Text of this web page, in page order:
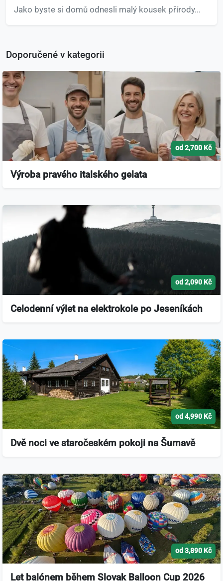
Jako byste si domů odnesli malý kousek přírody...
Doporučené v kategorii
od 2,700 Kč
Výroba pravého italského gelata
od 2,090 Kč
Celodenní výlet na elektrokole po Jeseníkách
od 4,990 Kč
Dvě noci ve staročeském pokoji na Šumavě
od 3,890 Kč
Let balónem během Slovak Balloon Cup 2026